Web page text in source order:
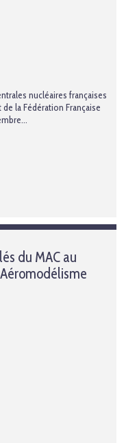
nucléaires françaises
la Fédération Française
du MAC au